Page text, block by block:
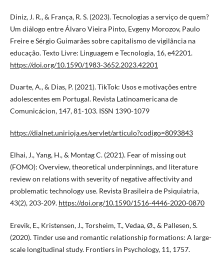
Diniz, J. R., & França, R. S. (2023). Tecnologias a serviço de quem?
Um diálogo entre Álvaro Vieira Pinto, Evgeny Morozov, Paulo
Freire e Sérgio Guimarães sobre capitalismo de vigilância na
educação. Texto Livre: Linguagem e Tecnologia, 16, e42201.
https://doi.org/10.1590/1983-3652.2023.42201
Duarte, A., & Dias, P. (2021). TikTok: Usos e motivações entre
adolescentes em Portugal. Revista Latinoamericana de
Comunicácion, 147, 81-103. ISSN 1390-1079
https://dialnet.unirioja.es/servlet/articulo?codigo=8093843
Elhai, J., Yang, H., & Montag C. (2021). Fear of missing out
(FOMO): Overview, theoretical underpinnings, and literature
review on relations with severity of negative affectivity and
problematic technology use. Revista Brasileira de Psiquiatria,
43(2), 203-209. https://doi.org/10.1590/1516-4446-2020-0870
Erevik, E., Kristensen, J., Torsheim, T., Vedaa, Ø., & Pallesen, S.
(2020). Tinder use and romantic relationship formations: A large-
scale longitudinal study. Frontiers in Psychology, 11, 1757.